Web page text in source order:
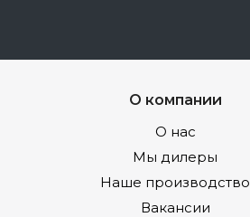
О компании
О нас
Мы дилеры
Наше производство
Вакансии